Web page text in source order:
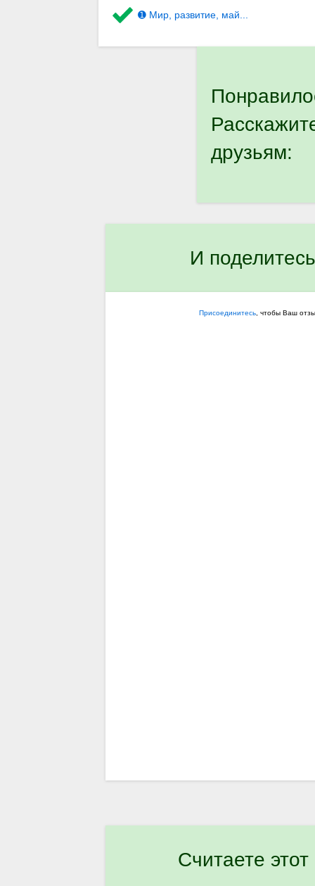
➊ Мир, развитие, май...
друзьям:
И
Присоединитесь , чтобы Ваш
Считаете